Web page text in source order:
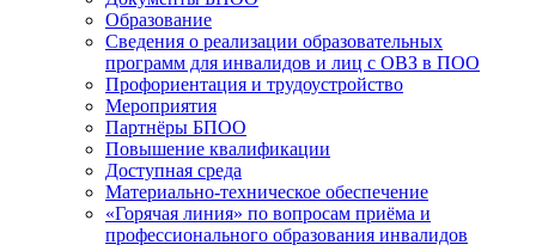
Образование
Сведения о реализации образовательных
программ для инвалидов и лиц с ОВЗ в ПОО
Профориентация и трудоустройство
Мероприятия
Партнёры БПОО
Повышение квалификации
Доступная среда
Материально-техническое обеспечение
«Горячая линия» по вопросам приёма и
профессионального образования инвалидов